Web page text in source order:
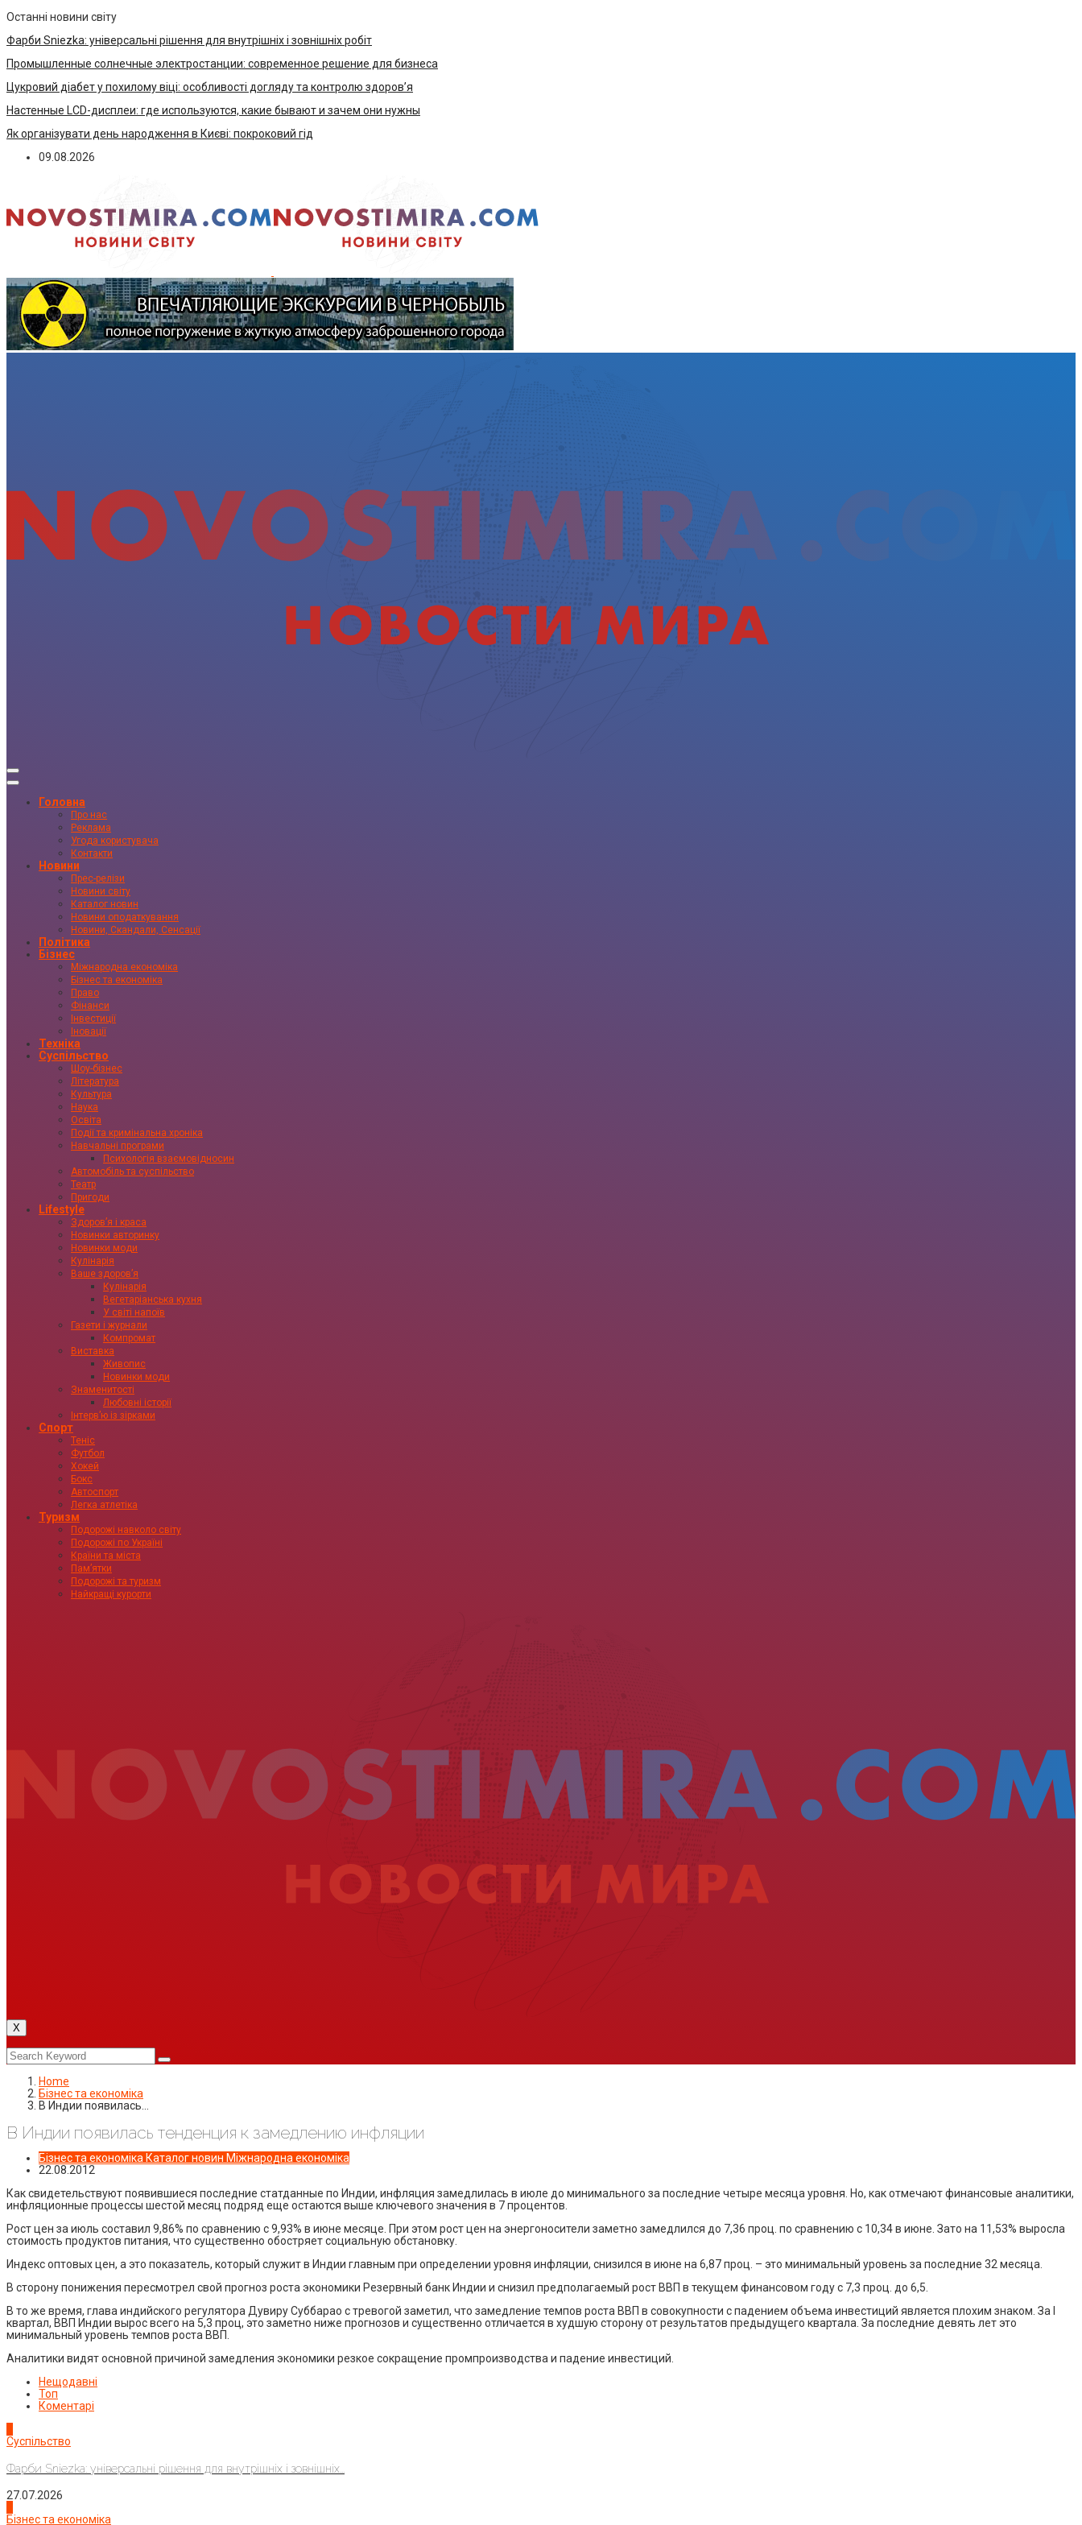
Останні новини світу
Фарби Sniezka: універсальні рішення для внутрішніх і зовнішніх робіт
Промышленные солнечные электростанции: современное решение для бизнеса
Цукровий діабет у похилому віці: особливості догляду та контролю здоров’я
Настенные LCD-дисплеи: где используются, какие бывают и зачем они нужны
Як організувати день народження в Києві: покроковий гід
09.08.2026
Головна
Про нас
Реклама
Угода користувача
Контакти
Новини
Прес-релізи
Новини світу
Каталог новин
Новини оподаткування
Новини, Скандали, Сенсації
Політика
Бізнес
Міжнародна економіка
Бізнес та економіка
Право
Фінанси
Інвестиції
Іновації
Техніка
Суспільство
Шоу-бізнес
Література
Культура
Наука
Освіта
Події та кримінальна хроніка
Навчальні програми
Психологія взаємовідносин
Автомобіль та суспільство
Театр
Пригоди
Lifestyle
Здоровʼя і краса
Новинки авторинку
Новинки моди
Кулінарія
Ваше здоровʼя
Кулінарія
Вегетаріанська кухня
У світі напоїв
Газети і журнали
Компромат
Виставка
Живопис
Новинки моди
Знаменитості
Любовні історії
Інтервʼю із зірками
Спорт
Теніс
Футбол
Хокей
Бокс
Автоспорт
Легка атлетіка
Туризм
Подорожі навколо світу
Подорожі по Україні
Країни та міста
Пам’ятки
Подорожі та туризм
Найкращі курорти
X
Home
Бізнес та економіка
В Индии появилась…
В Индии появилась тенденция к замедлению инфляции
Бізнес та економіка Каталог новин Міжнародна економіка
22.08.2012
Как свидетельствуют появившиеся последние статданные по Индии, инфляция замедлилась в июле до минимального за последние четыре месяца уровня. Но, как отмечают финансовые аналитики,
инфляционные процессы шестой месяц подряд еще остаются выше ключевого значения в 7 процентов.
Рост цен за июль составил 9,86% по сравнению с 9,93% в июне месяце. При этом рост цен на энергоносители заметно замедлился до 7,36 проц. по сравнению с 10,34 в июне. Зато на 11,53% выросла
стоимость продуктов питания, что существенно обостряет социальную обстановку.
Индекс оптовых цен, а это показатель, который служит в Индии главным при определении уровня инфляции, снизился в июне на 6,87 проц. – это минимальный уровень за последние 32 месяца.
В сторону понижения пересмотрел свой прогноз роста экономики Резервный банк Индии и снизил предполагаемый рост ВВП в текущем финансовом году с 7,3 проц. до 6,5.
В то же время, глава индийского регулятора Дувиру Суббарао с тревогой заметил, что замедление темпов роста ВВП в совокупности с падением объема инвестиций является плохим знаком. За I
квартал, ВВП Индии вырос всего на 5,3 проц, это заметно ниже прогнозов и существенно отличается в худшую сторону от результатов предыдущего квартала. За последние девять лет это
минимальный уровень темпов роста ВВП.
Аналитики видят основной причиной замедления экономики резкое сокращение промпроизводства и падение инвестиций.
Нещодавні
Топ
Коментарі
Суспільство
Фарби Sniezka: універсальні рішення для внутрішніх і зовнішніх...
27.07.2026
Бізнес та економіка